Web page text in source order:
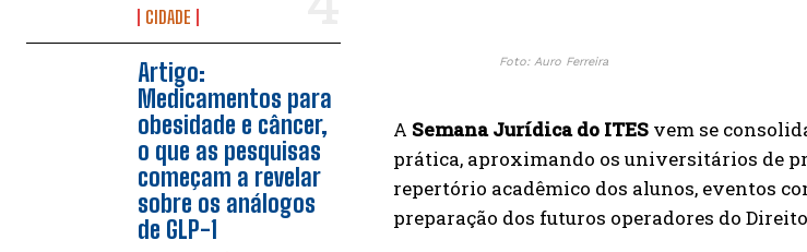
CIDADE
Artigo:
Medicamentos para
obesidade e câncer,
o que as pesquisas
começam a revelar
sobre os análogos
de GLP-1
Foto: Auro Ferreira
A Semana Jurídica do ITES vem se
prática, aproximando os universitários de
repertório acadêmico dos alunos, eventos
preparação dos futuros operadores do